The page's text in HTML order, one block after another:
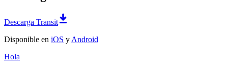
Descarga Transit
Disponible en iOS y Android
Hola